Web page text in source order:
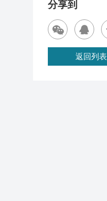
分享到
返回列表